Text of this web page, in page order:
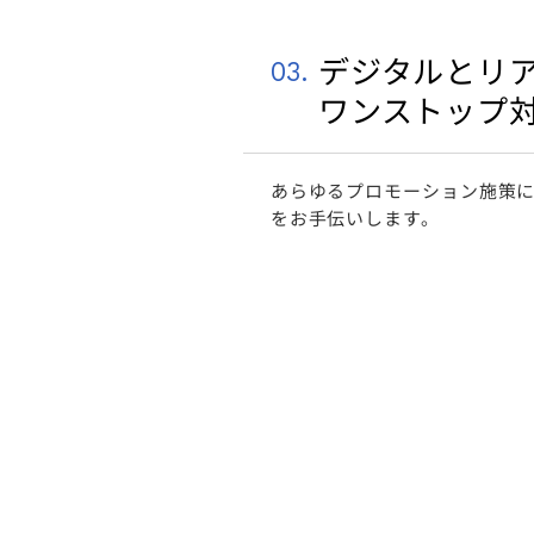
03. デジタルとリ
ワンストップ
あらゆるプロモーション施策
をお⼿伝いします。